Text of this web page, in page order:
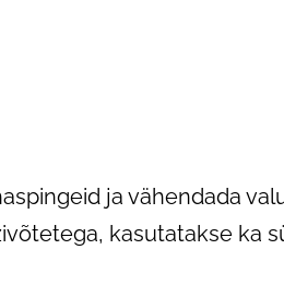
ja vähendada
kasutatakse ka